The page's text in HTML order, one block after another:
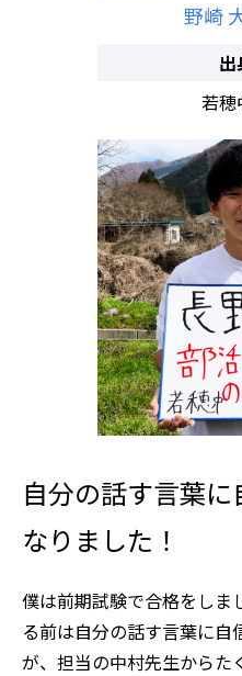
野崎
出
若穂
自分の話す言葉
なりました！
僕は前期試験で合格をしま
る前は自分の話す言葉に
が、担当の中村先生からた